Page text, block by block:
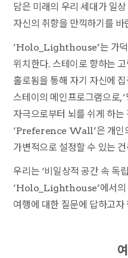
담은 미래의 우리 세대가 일
자신의 취향을 만끽하기를 바
‘Holo_Lighthouse’는 가덕
위치한다. 스테이로 향하는
홀로됨을 통해 자기 자신에
스테이의 메인프로그램으로,
자극으로부터 뇌를 쉬게 하
‘Preference Wall’은 개인
가변적으로 설정할 수 있는
우리는 ‘비일상적 공간 속 독
‘Holo_Lighthouse’에서의
여행에 대한 질문에 답하고자